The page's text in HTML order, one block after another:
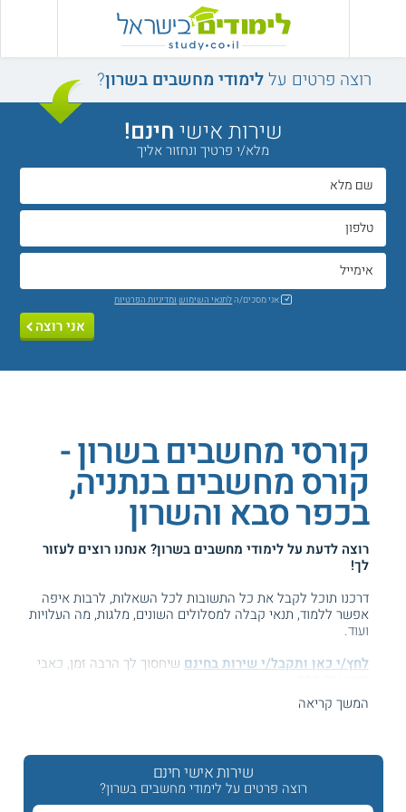
רוצה פרטים עללימודי מחשבים בשרון?
שירות אישיחינם!
מלא/י פרטיך ונחזור אליך
אני מסכים/הלתנאי השימוש ומדיניות הפרטיות
אני רוצה
קורסי מחשבים בשרון -
קורס מחשבים בנתניה,
בכפר סבא והשרון
רוצה לדעת עללימודי מחשבים בשרון? אנחנו רוצים לעזור
לך!
דרכנו תוכל לקבל את כל התשובות לכל השאלות, לרבות איפה
אפשר ללמוד, תנאי קבלה למסלולים השונים, מלגות, מה העלויות
ועוד.
לחץ/י כאן ותקבל/י שירות בחינם שיחסוך לך הרבה זמן, כאבי
המידע באתר הועיל ל87% מהגולשים.המשך קריאה
שירות אישי חינם
רוצה פרטים על לימודי מחשבים בשרון?